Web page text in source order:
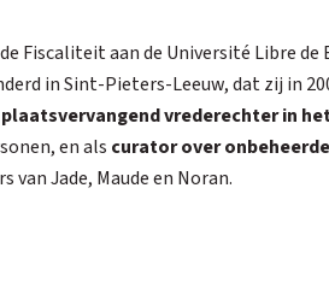
Fiscaliteit aan de Université Libre
in Sint-Pieters-Leeuw, dat zij in
plaatsvervangend vrederechter in
en als curator over
van Jade, Maude en Noran.